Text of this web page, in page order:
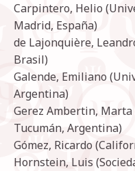
Carpintero, Helio
Madrid, España)
de Lajonquière,
Brasil)
Galende, Emiliano
Argentina)
Gerez Ambertin,
Tucumán, Argentina)
Gómez, Ricardo
Hornstein, Luis